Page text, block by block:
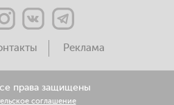
Реклама
права защищены
соглашение